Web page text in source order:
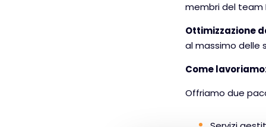
membri del team
Ottimizzazione
al massimo delle
Come
Offriamo due